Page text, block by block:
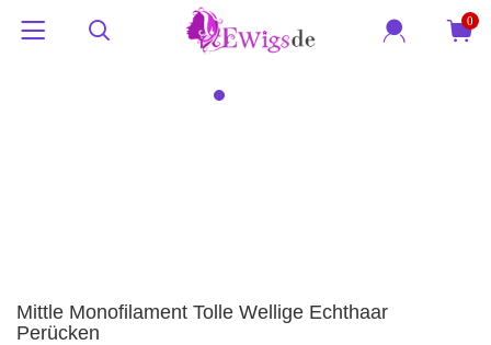
0
Mittle Monofilament Tolle Wellige Echthaar
Perücken